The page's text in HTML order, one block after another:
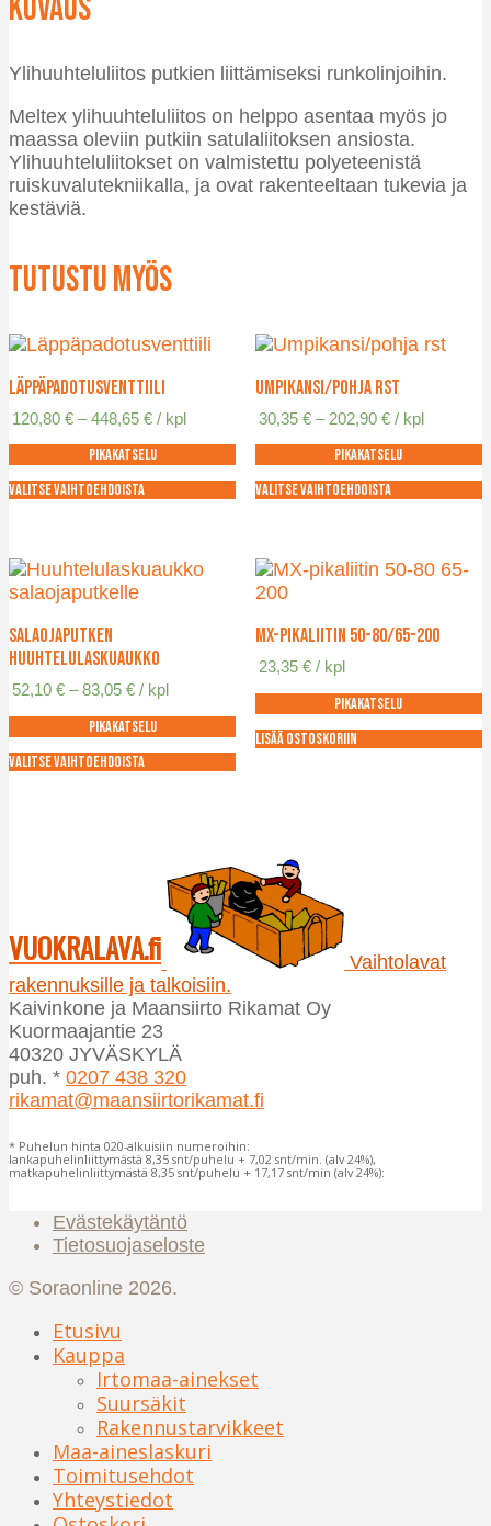
Kuvaus
Ylihuuhteluliitos putkien liittämiseksi runkolinjoihin.
Meltex ylihuuhteluliitos on helppo asentaa myös jo
maassa oleviin putkiin satulaliitoksen ansiosta.
Ylihuuhteluliitokset on valmistettu polyeteenistä
ruiskuvalutekniikalla, ja ovat rakenteeltaan tukevia ja
kestäviä.
Tutustu myös
Läppäpadotusventtiili
120,80€ – 448,65€Hintaluokka:
-
448,65 €
/ kpl
Pikakatselu
Valitse vaihtoehdoista
on
useampi
muunnelma.
Voit
tehdä
valinnat
tuotteen
sivulla.
Umpikansi/pohja RST
30,35 € – 202,90 €Hintaluokka:
-
202,90 €
/ kpl
Pikakatselu
Valitse vaihtoehdoista
on
useampi
muunnelma.
Voit
tehdä
valinnat
tuotteen
sivulla.
Salaojaputken
huuhtelulaskuaukko
52,10€ – 83,05€Hintaluokka:
-
/ kpl
Pikakatselu
Valitse vaihtoehdoista
valinnat
tuotteen
sivulla.
MX-pikaliitin 50-80/65-200
23,35 € / kpl
Pikakatselu
Lisää ostoskoriin
VUOKRALAVA.fi
Vaihtolavat
rakennuksille ja talkoisiin.
Kaivinkone ja Maansiirto Rikamat Oy
Kuormaajantie 23
40320 JYVÄSKYLÄ
puh. * 0207 438 320
rikamat@maansiirtorikamat.fi
* Puhelun hinta 020-alkuisiin numeroihin:
lankapuhelinliittymästä 8,35 snt/puhelu + 7,02 snt/min. (alv 24%),
matkapuhelinliittymästä 8,35 snt/puhelu + 17,17 snt/min (alv 24%):
Evästekäytäntö
Tietosuojaseloste
© Soraonline 2026.
Etusivu
Kauppa
Irtomaa-ainekset
Suursäkit
Rakennustarvikkeet
Maa-aineslaskuri
Toimitusehdot
Yhteystiedot